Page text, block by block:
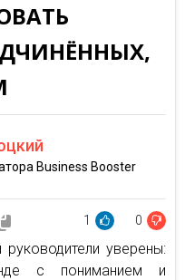
Business Booster
1 0
уверены:
с пониманием и